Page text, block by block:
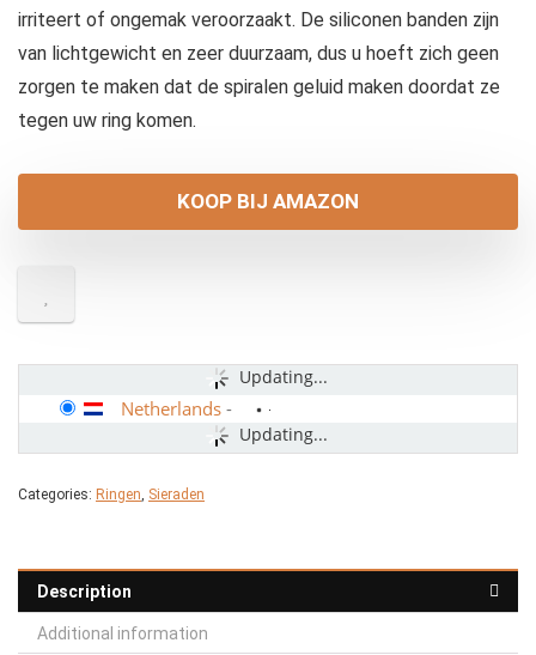
irriteert of ongemak veroorzaakt. De siliconen banden zijn
van lichtgewicht en zeer duurzaam, dus u hoeft zich geen
zorgen te maken dat de spiralen geluid maken doordat ze
tegen uw ring komen.
KOOP BIJ AMAZON
Updating...
Updating...
Netherlands -
Categories: Ringen, Sieraden
Description
Additional information